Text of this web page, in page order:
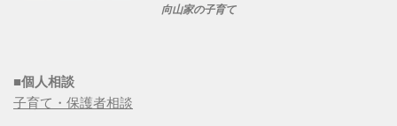
向山家の子育て
■個人相談
子育て・保護者相談